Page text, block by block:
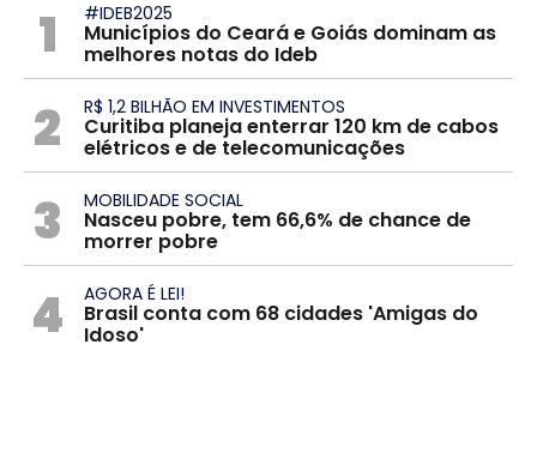
1 #IDEB2025
Municípios do Ceará e Goiás dominam as
melhores notas do Ideb
2 R$ 1,2 BILHÃO EM INVESTIMENTOS
Curitiba planeja enterrar 120 km de cabos
elétricos e de telecomunicações
3 MOBILIDADE SOCIAL
Nasceu pobre, tem 66,6% de chance de
morrer pobre
4 AGORA É LEI!
Brasil conta com 68 cidades 'Amigas do
Idoso'